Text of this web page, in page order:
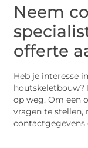
Neem
offerte
Heb je interesse
houtskeletbouw?
op weg. Om een
vragen te stellen,
contactgegevens